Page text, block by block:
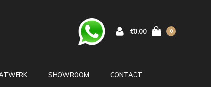
€0,00 0
SHOWROOM CONTACT